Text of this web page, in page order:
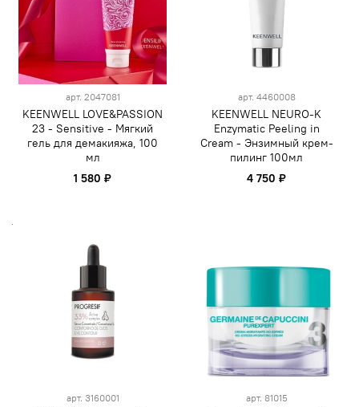
арт. 2047081
KEENWELL LOVE&PASSION
23 - Sensitive - Мягкий
гель для демакияжа, 100
мл
1 580 ₽
арт. 4460008
KEENWELL NEURO-K
Enzymatic Peeling in
Cream - Энзимный крем-
пилинг 100мл
4 750 ₽
арт. 3160001 арт. 81015